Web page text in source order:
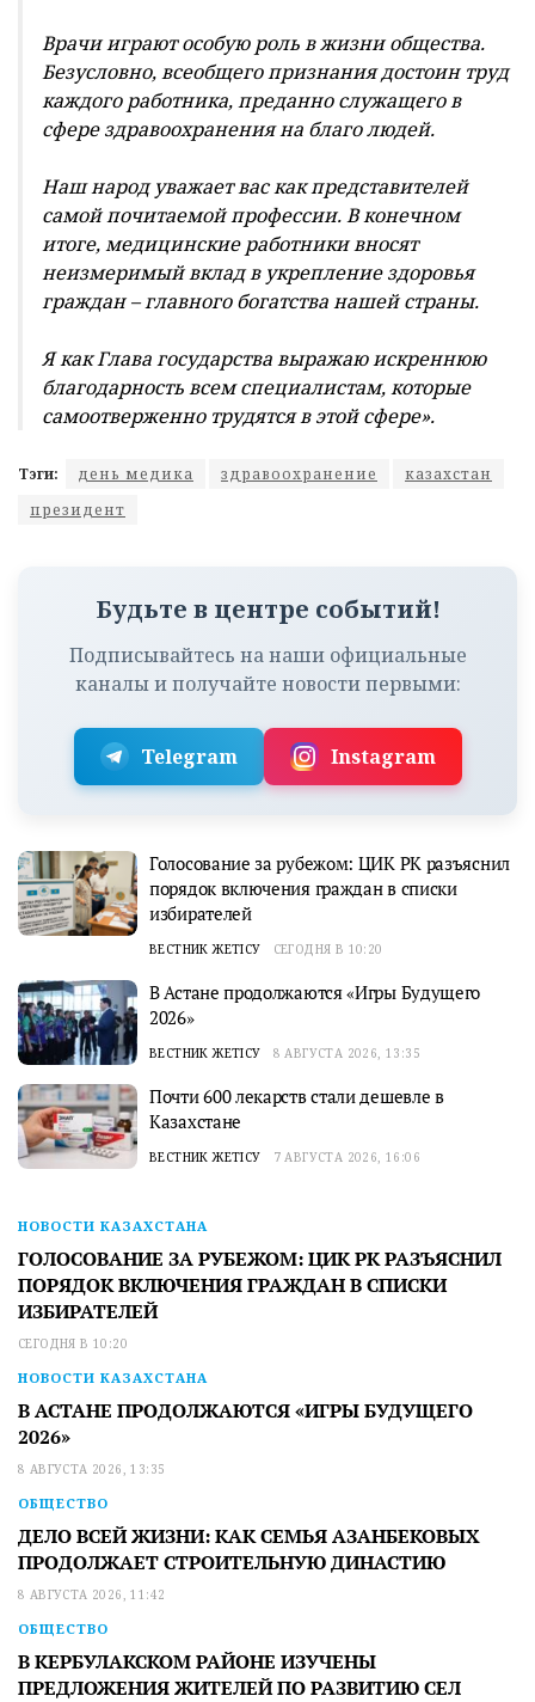
Врачи играют особую роль в жизни общества.
Безусловно, всеобщего признания достоин труд
каждого работника, преданно служащего в
сфере здравоохранения на благо людей.
Наш народ уважает вас как представителей
самой почитаемой профессии. В конечном
итоге, медицинские работники вносят
неизмеримый вклад в укрепление здоровья
граждан – главного богатства нашей страны.
Я как Глава государства выражаю искреннюю
благодарность всем специалистам, которые
самоотверженно трудятся в этой сфере».
Тэги: день медика здравоохранение
казахстан
президент
Будьте в центре событий!
Подписывайтесь на наши официальные
каналы и получайте новости первыми:
Telegram Instagram
Голосование за рубежом: ЦИК РК разъяснил
порядок включения граждан в списки
избирателей
ВЕСТНИК ЖЕТІСУ СЕГОДНЯ В 10:20
В Астане продолжаются «Игры Будущего
2026»
ВЕСТНИК ЖЕТІСУ 8 АВГУСТА 2026, 13:35
Почти 600 лекарств стали дешевле в
Казахстане
ВЕСТНИК ЖЕТІСУ 7 АВГУСТА 2026, 16:06
НОВОСТИ КАЗАХСТАНА
ГОЛОСОВАНИЕ ЗА РУБЕЖОМ: ЦИК РК РАЗЪЯСНИЛ
ПОРЯДОК ВКЛЮЧЕНИЯ ГРАЖДАН В СПИСКИ
ИЗБИРАТЕЛЕЙ
СЕГОДНЯ В 10:20
НОВОСТИ КАЗАХСТАНА
В АСТАНЕ ПРОДОЛЖАЮТСЯ «ИГРЫ БУДУЩЕГО
2026»
8 АВГУСТА 2026, 13:35
ОБЩЕСТВО
ДЕЛО ВСЕЙ ЖИЗНИ: КАК СЕМЬЯ АЗАНБЕКОВЫХ
ПРОДОЛЖАЕТ СТРОИТЕЛЬНУЮ ДИНАСТИЮ
8 АВГУСТА 2026, 11:42
ОБЩЕСТВО
В КЕРБУЛАКСКОМ РАЙОНЕ ИЗУЧЕНЫ
ПРЕДЛОЖЕНИЯ ЖИТЕЛЕЙ ПО РАЗВИТИЮ СЕЛ